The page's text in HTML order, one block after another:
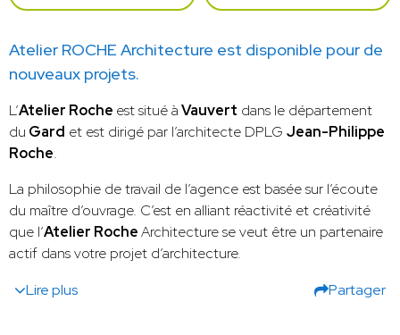
Atelier ROCHE Architecture est disponible pour de
nouveaux projets.
L’Atelier Roche est situé àVauvert dans le département
du Gard et est dirigé par l’architecte DPLG Jean-Philippe
Roche.
La philosophie de travail de l’agence est basée sur l’écoute
du maître d’ouvrage. C’est en alliant réactivité et créativité
que l’Atelier RocheArchitecture se veut être un partenaire
actif dans votre projet d’architecture.
Lire plus
Partager